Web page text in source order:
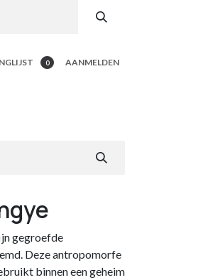
0 AANMELDEN
gegroefde
Deze antropomorfe
binnen een geheim